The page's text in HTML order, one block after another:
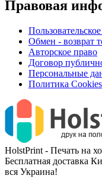
Правовая
Обмен - возврат
Авторское право
Договор
Персональные
Политика Cookies
HolstPrint - Печать на
Бесплатная доставка
вся Украина!